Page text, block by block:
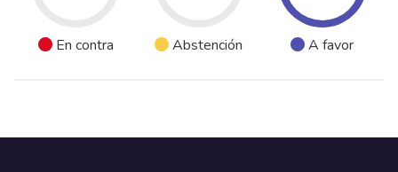
En contra Abstención A favor